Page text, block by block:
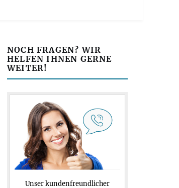
NOCH FRAGEN? WIR
HELFEN IHNEN GERNE
WEITER!
Unser kundenfreundlicher